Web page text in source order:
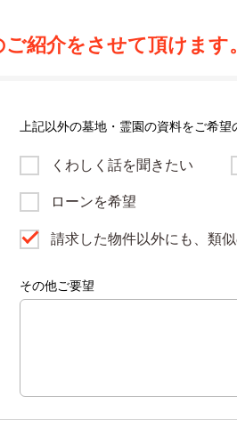
紹介をさせて頂けます。
上記以外の墓地・霊園の資料をご希
くわしく話を聞きたい
ローンを希望
請求した物件以外にも、類
その他ご要望